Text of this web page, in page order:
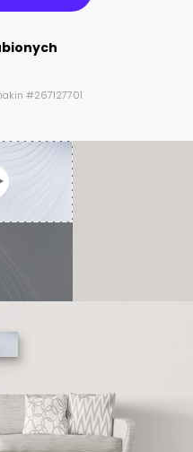
#267127701